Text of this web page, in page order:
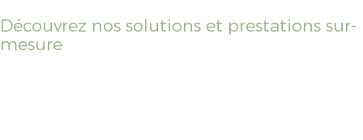
Découvrez nos solutions et prestations sur-
mesure